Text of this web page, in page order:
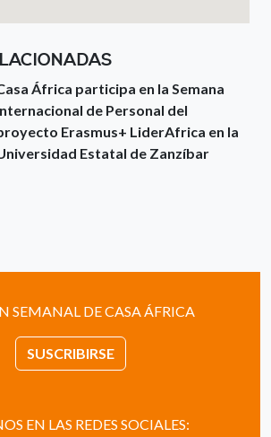
África participa en la Semana
de Personal del
Erasmus+ LiderAfrica en la
Estatal de Zanzíbar
SEMANAL DE CASA ÁFRICA
SUSCRIBIRSE
EN LAS REDES SOCIALES: